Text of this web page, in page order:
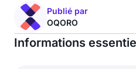
Publié par
OQORO
Informations